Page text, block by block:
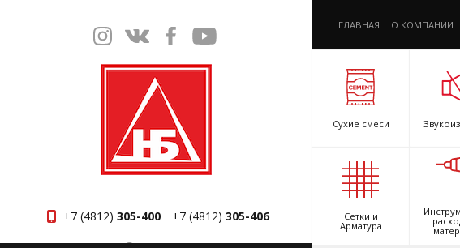
+7 (4812) 305-400 +7 (4812) 305-406
ГЛАВНАЯ О КОМПАНИИ
Сухие смеси
Сетки и
Арматура